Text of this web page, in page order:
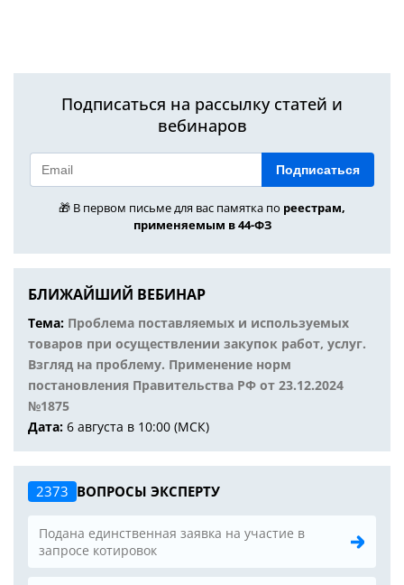
Подписаться на рассылку статей и
вебинаров
Подписаться
🎁 В первом письме для вас памятка по реестрам,
применяемым в 44-ФЗ
БЛИЖАЙШИЙ ВЕБИНАР
Тема: Проблема поставляемых и используемых
товаров при осуществлении закупок работ, услуг.
Взгляд на проблему. Применение норм
постановления Правительства РФ от 23.12.2024
№1875
Дата: 6 августа в 10:00 (МСК)
2373 ВОПРОСЫ ЭКСПЕРТУ
Подана единственная заявка на участие в
запросе котировок